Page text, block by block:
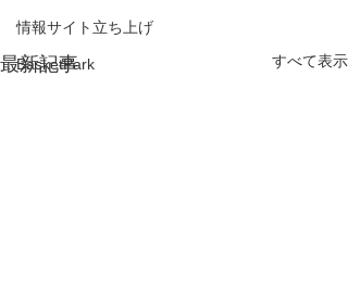
情報サイト立ち上げ
BasketPark
最新記事 すべて表示